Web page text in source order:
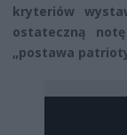
kryteriów
ostateczną
„postawa